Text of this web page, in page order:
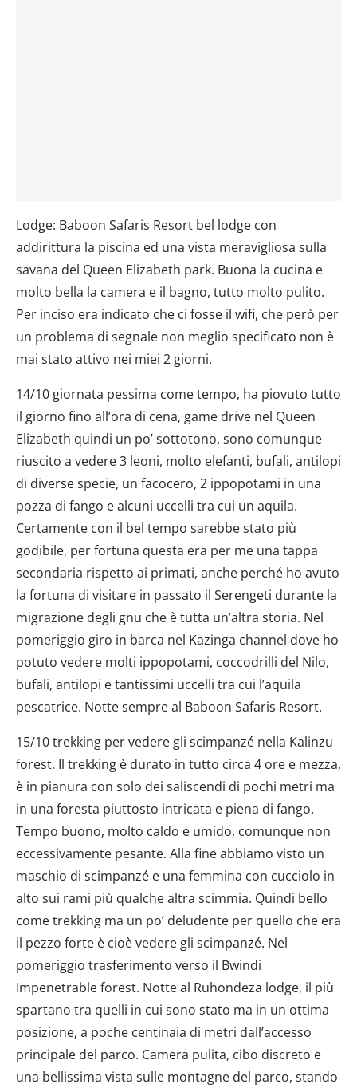
Lodge: Baboon Safaris Resort bel lodge con
addirittura la piscina ed una vista meravigliosa sulla
savana del Queen Elizabeth park. Buona la cucina e
molto bella la camera e il bagno, tutto molto pulito.
Per inciso era indicato che ci fosse il wifi, che però per
un problema di segnale non meglio specificato non è
mai stato attivo nei miei 2 giorni.
14/10 giornata pessima come tempo, ha piovuto tutto
il giorno fino all’ora di cena, game drive nel Queen
Elizabeth quindi un po’ sottotono, sono comunque
riuscito a vedere 3 leoni, molto elefanti, bufali, antilopi
di diverse specie, un facocero, 2 ippopotami in una
pozza di fango e alcuni uccelli tra cui un aquila.
Certamente con il bel tempo sarebbe stato più
godibile, per fortuna questa era per me una tappa
secondaria rispetto ai primati, anche perché ho avuto
la fortuna di visitare in passato il Serengeti durante la
migrazione degli gnu che è tutta un’altra storia. Nel
pomeriggio giro in barca nel Kazinga channel dove ho
potuto vedere molti ippopotami, coccodrilli del Nilo,
bufali, antilopi e tantissimi uccelli tra cui l’aquila
pescatrice. Notte sempre al Baboon Safaris Resort.
15/10 trekking per vedere gli scimpanzé nella Kalinzu
forest. Il trekking è durato in tutto circa 4 ore e mezza,
è in pianura con solo dei saliscendi di pochi metri ma
in una foresta piuttosto intricata e piena di fango.
Tempo buono, molto caldo e umido, comunque non
eccessivamente pesante. Alla fine abbiamo visto un
maschio di scimpanzé e una femmina con cucciolo in
alto sui rami più qualche altra scimmia. Quindi bello
come trekking ma un po’ deludente per quello che era
il pezzo forte è cioè vedere gli scimpanzé. Nel
pomeriggio trasferimento verso il Bwindi
Impenetrable forest. Notte al Ruhondeza lodge, il più
spartano tra quelli in cui sono stato ma in un ottima
posizione, a poche centinaia di metri dall’accesso
principale del parco. Camera pulita, cibo discreto e
una bellissima vista sulle montagne del parco, stando